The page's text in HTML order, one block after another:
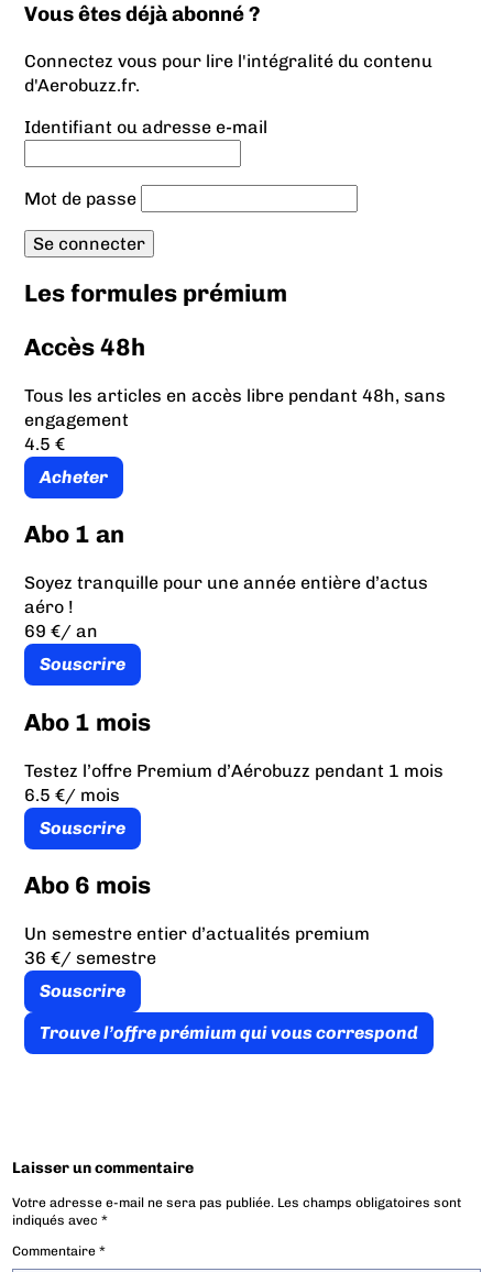
Vous êtes déjà abonné ?
Connectez vous pour lire l'intégralité du contenu
d'Aerobuzz.fr.
Identifiant ou adresse e-mail
Mot de passe
Les formules prémium
Accès 48h
Tous les articles en accès libre pendant 48h, sans
engagement
4.5 €
Acheter
Abo 1 an
Soyez tranquille pour une année entière d’actus
aéro !
69 €/ an
Souscrire
Abo 1 mois
Testez l’offre Premium d’Aérobuzz pendant 1 mois
6.5 €/ mois
Souscrire
Abo 6 mois
Un semestre entier d’actualités premium
36 €/ semestre
Souscrire
Trouve l’offre prémium qui vous correspond
Laisser un commentaire
Votre adresse e-mail ne sera pas publiée. Les champs obligatoires sont
indiqués avec*
Commentaire*